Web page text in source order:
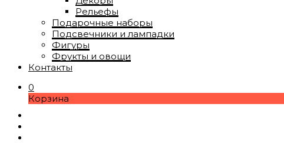
Рельефы
Подарочные наборы
Подсвечники и лампадки
Фигуры
Фрукты и овощи
Контакты
0
Корзина